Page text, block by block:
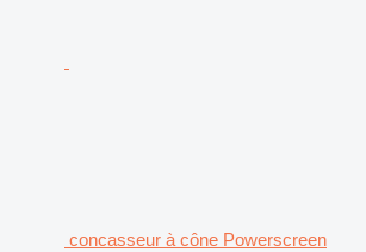
concasseur à cône Powerscreen